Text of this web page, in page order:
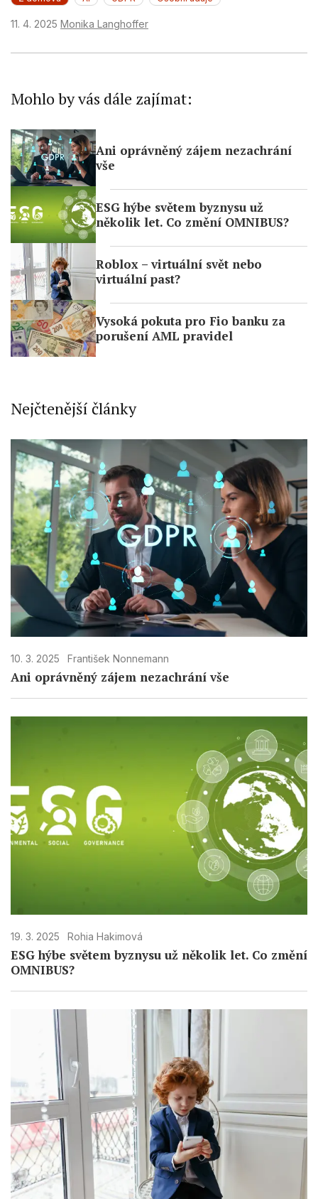
11. 4. 2025 Monika Langhoffer
Mohlo by vás dále zajímat:
Ani oprávněný zájem nezachrání
vše
ESG hýbe světem byznysu už
několik let. Co změní OMNIBUS?
Roblox – virtuální svět nebo
virtuální past?
Vysoká pokuta pro Fio banku za
porušení AML pravidel
Nejčtenější články
10. 3. 2025 František Nonnemann
Ani oprávněný zájem nezachrání vše
19. 3. 2025 Rohia Hakimová
ESG hýbe světem byznysu už několik let. Co změní
OMNIBUS?